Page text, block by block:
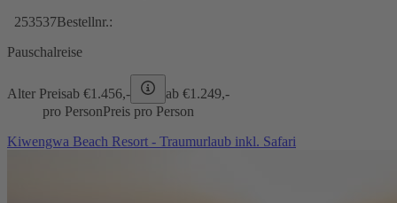
253537Bestellnr.:
Pauschalreise
Alter Preisab €1.456,- ab €1.249,-
pro PersonPreis pro Person
Kiwengwa Beach Resort - Traumurlaub inkl. Safari